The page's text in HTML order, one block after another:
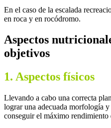
En el caso de la escalada
en roca y en rocódromo.
Aspectos
objetivos
1. Aspectos físicos
Llevando a cabo una correcta
lograr una adecuada morfología
conseguir el máximo rendimiento